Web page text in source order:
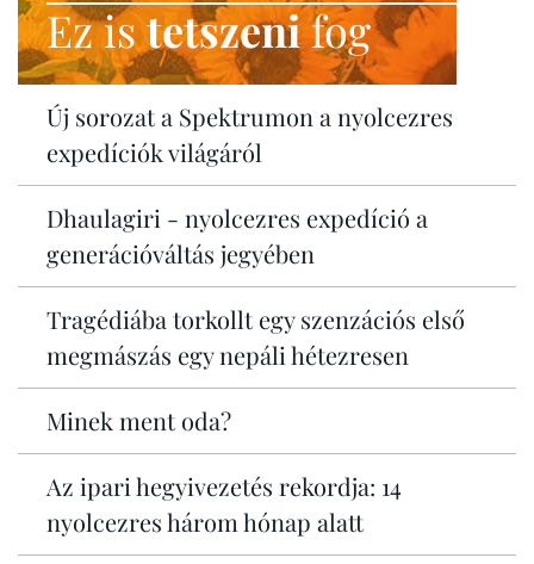
Ez istetszenifog
Új sorozat a Spektrumon a nyolcezres
expedíciók világáról
Dhaulagiri - nyolcezres expedíció a
generációváltás jegyében
Tragédiába torkollt egy szenzációs első
megmászás egy nepáli hétezresen
Minek ment oda?
Az ipari hegyivezetés rekordja: 14
nyolcezres három hónap alatt